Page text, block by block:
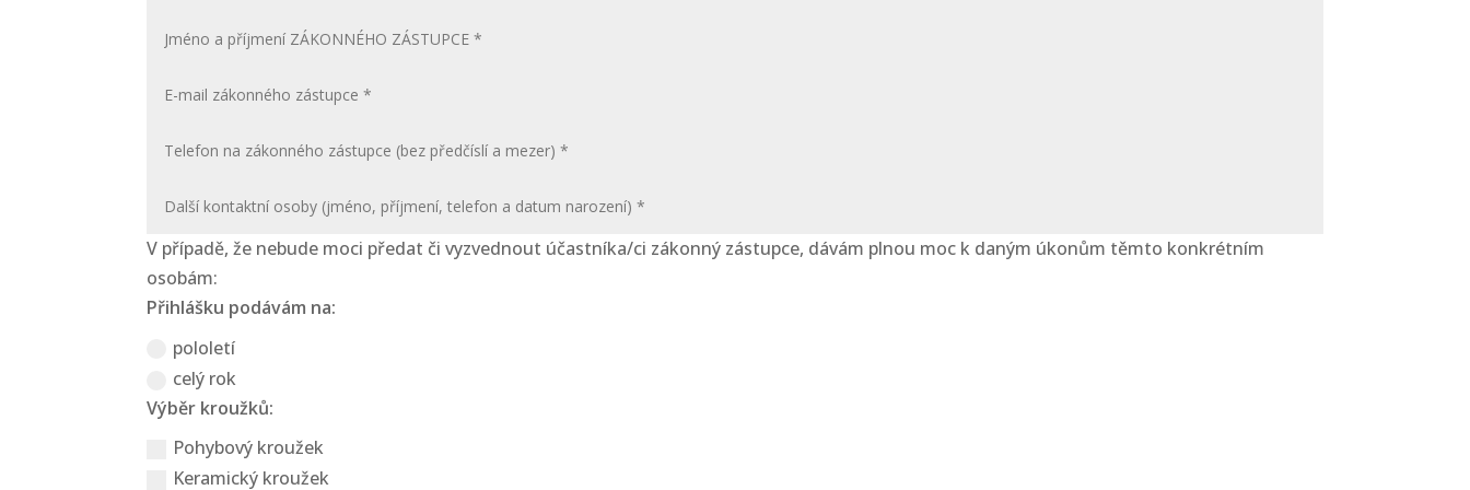
V případě, že nebude moci předat či vyzvednout účastníka/ci zákonný zástupce, dávám plnou moc k daným úkonům těmto konkrétním
osobám:
Přihlášku podávám na:
pololetí
celý rok
Výběr kroužků:
Pohybový kroužek
Keramický kroužek